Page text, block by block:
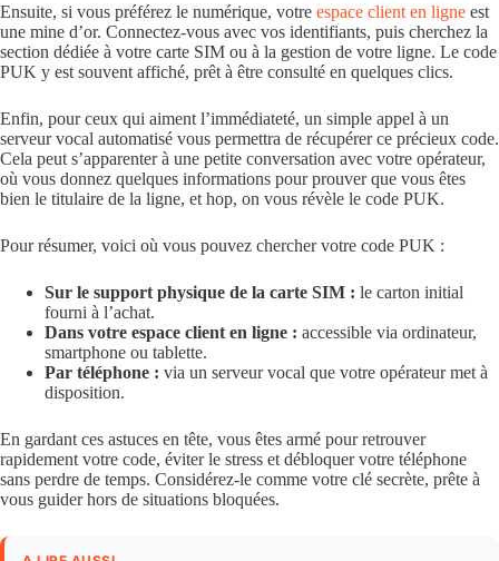
Ensuite, si vous préférez le numérique, votre espace client en ligne est
une mine d’or. Connectez-vous avec vos identifiants, puis cherchez la
section dédiée à votre carte SIM ou à la gestion de votre ligne. Le code
PUK y est souvent affiché, prêt à être consulté en quelques clics.
Enfin, pour ceux qui aiment l’immédiateté, un simple appel à un
serveur vocal automatisé vous permettra de récupérer ce précieux code.
Cela peut s’apparenter à une petite conversation avec votre opérateur,
où vous donnez quelques informations pour prouver que vous êtes
bien le titulaire de la ligne, et hop, on vous révèle le code PUK.
Pour résumer, voici où vous pouvez chercher votre code PUK :
Sur le support physique de la carte SIM : le carton initial
fourni à l’achat.
Dans votre espace client en ligne : accessible via ordinateur,
smartphone ou tablette.
Par téléphone : via un serveur vocal que votre opérateur met à
disposition.
En gardant ces astuces en tête, vous êtes armé pour retrouver
rapidement votre code, éviter le stress et débloquer votre téléphone
sans perdre de temps. Considérez-le comme votre clé secrète, prête à
vous guider hors de situations bloquées.